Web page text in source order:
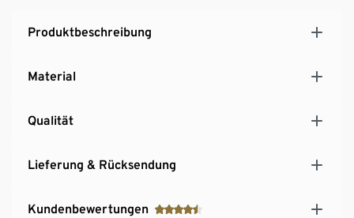
Automatisches Abschalten nach 2 Minuten
Produktbeschreibung
Material
Qualität
Lieferung & Rücksendung
Kundenbewertungen